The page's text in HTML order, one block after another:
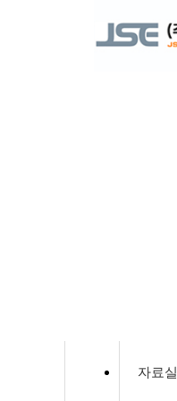
자료실